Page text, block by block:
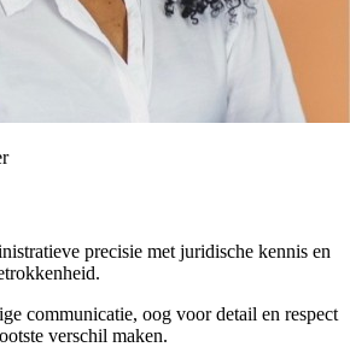
precisie met juridische kennis en
communicatie, oog voor detail en respect
verschil maken.